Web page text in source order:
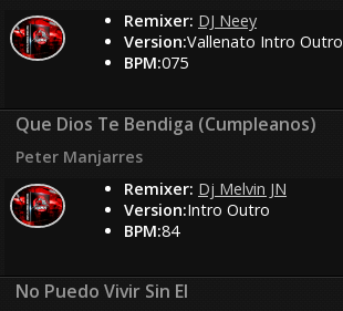
Remixer: DJ Neey
Version:Vallenato Intro Outro
BPM:075
Que Dios Te Bendiga (Cumpleanos)
Peter Manjarres
Remixer: Dj Melvin JN
Version:Intro Outro
BPM:84
No Puedo Vivir Sin El